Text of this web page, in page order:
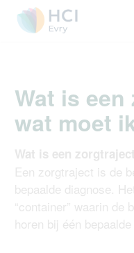
Wat is
wat moet
Wat is een
Een zorgtraject is de
bepaalde diagnose.
“container” waarin de
horen bij één